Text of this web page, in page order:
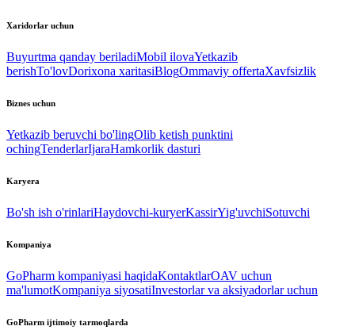
Xaridorlar uchun
Buyurtma qanday beriladiMobil ilovaYetkazib
berishTo'lovDorixona xaritasiBlogOmmaviy offertaXavfsizlik
Biznes uchun
Yetkazib beruvchi bo'lingOlib ketish punktini
ochingTenderlarIjaraHamkorlik dasturi
Karyera
Bo'sh ish o'rinlariHaydovchi-kuryerKassirYig'uvchiSotuvchi
Kompaniya
GoPharm kompaniyasi haqidaKontaktlarOAV uchun
ma'lumotKompaniya siyosatiInvestorlar va aksiyadorlar uchun
GoPharm ijtimoiy tarmoqlarda